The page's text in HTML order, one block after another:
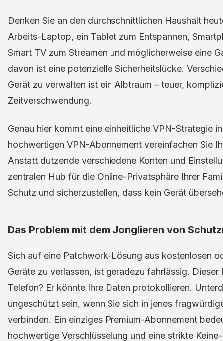
Denken Sie an den durchschnittlichen Haushalt
Arbeits-Laptop, ein Tablet zum Entspannen,
Smart TV zum Streamen und möglicherweise eine
davon ist eine potenzielle Sicherheitslücke.
Gerät zu verwalten ist ein Albtraum – teuer,
Zeitverschwendung.
Genau hier kommt eine einheitliche VPN-Strategie
hochwertigen VPN-Abonnement vereinfachen Sie
Anstatt dutzende verschiedene Konten und
zentralen Hub für die Online-Privatsphäre Ihrer
Schutz und sicherzustellen, dass kein Gerät
Das Problem mit dem Jonglieren von
Sich auf eine Patchwork-Lösung aus kostenlosen
Geräte zu verlassen, ist geradezu fahrlässig.
Telefon? Er könnte Ihre Daten protokollieren.
ungeschützt sein, wenn Sie sich in jenes
verbinden. Ein einziges Premium-Abonnement
hochwertige Verschlüsselung und eine strikte